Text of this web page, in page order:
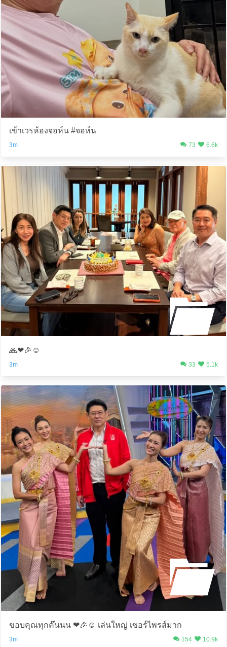
เข้าเวรห้องจอห์น #จอห์น
3m 73 6.6k
🙏❤️🎉☺️
3m 33 5.1k
ขอบคุณทุกค๊นนน ❤️🎉☺️ เล่นใหญ่ เซอร์ไพรส์มาก
3m 154 10.9k